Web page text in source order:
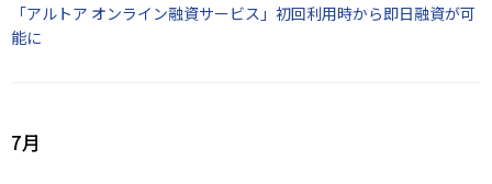
「アルトア オンライン融資サービス」初回利用時から即日融資が可
能に
7月